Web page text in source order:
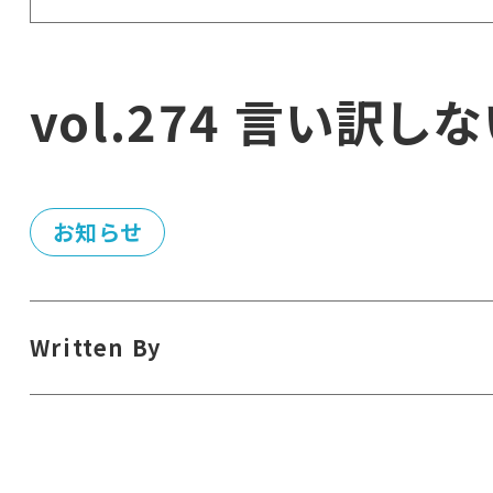
vol.274 言い訳し
お知らせ
Written By